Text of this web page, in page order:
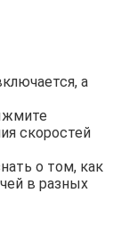
а
скоростей
о том, как
в разных